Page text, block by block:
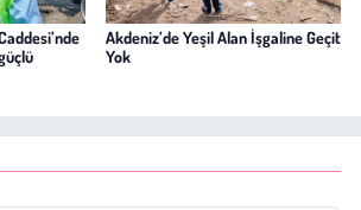
Akdeniz’de Yeşil Alan İşgaline Geçit
Yok